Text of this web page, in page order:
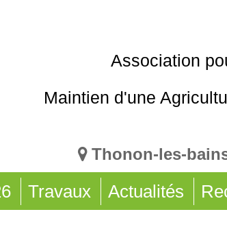
Thonon-les-
Association
Maintien d'une
Travaux Actualités